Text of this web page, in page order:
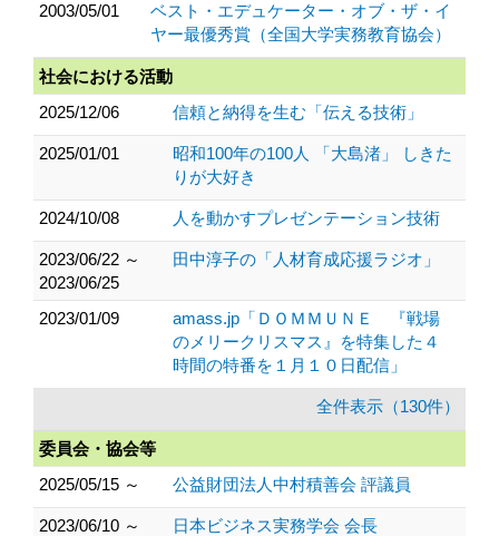
2003/05/01
ベスト・エデュケーター・オブ・ザ・イ
ヤー最優秀賞（全国大学実務教育協会）
社会における活動
2025/12/06
信頼と納得を生む「伝える技術」
2025/01/01
昭和100年の100人 「大島渚」 しきた
りが大好き
2024/10/08 人を動かすプレゼンテーション技術
2023/06/22 ～
2023/06/25
田中淳子の「人材育成応援ラジオ」
2023/01/09
amass.jp「ＤＯＭＭＵＮＥ 『戦場
のメリークリスマス』を特集した４
時間の特番を１月１０日配信」
全件表示（130件）
委員会・協会等
2025/05/15 ～
公益財団法人中村積善会 評議員
2023/06/10 ～ 日本ビジネス実務学会 会長